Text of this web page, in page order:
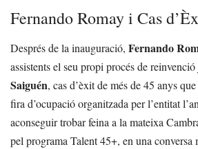
Fernando Romay i Cas
Després de la inauguració, Fernando
assistents el seu propi procés de
Saiguén, cas d’èxit de més de 45 anys
fira d’ocupació organitzada per l’entitat
aconseguir trobar feina a la mateixa
pel programa Talent 45+, en una conversa